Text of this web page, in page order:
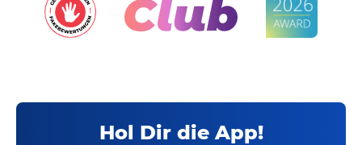
Hol Dir die App!